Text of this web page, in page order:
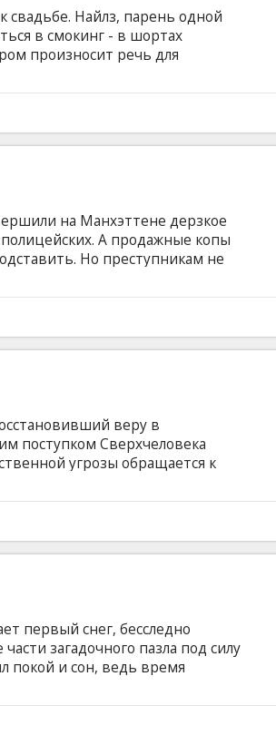
свадьбе. Найлз, парень одной
в смокинг - в шортах
произносит речь для
небом. Но тут события
за своим приятелем
день обнаруживает, что на
языке с субтитрами на
на Манхэттене дерзкое
А продажные копы
Но преступникам не
на английском языке с
веру в
поступком Сверхчеловека
угрозы обращается к
и Чудо-Женщина набирают
против мирового зла сразятся
Фильм на английском
языках.
первый снег, бесследно
загадочного пазла под силу
покой и сон, ведь время
языках.